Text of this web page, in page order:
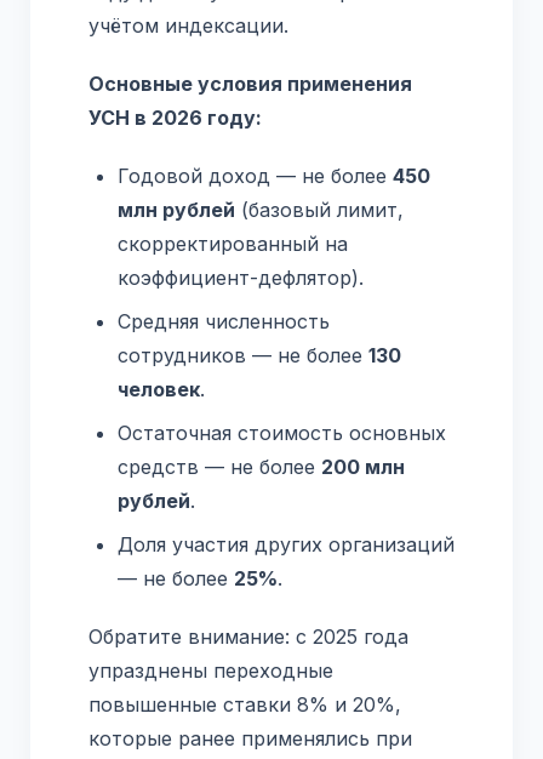
учётом индексации.
Основные условия применения
УСН в 2026 году:
Годовой доход — не более 450
млн рублей (базовый лимит,
скорректированный на
коэффициент-дефлятор).
Средняя численность
сотрудников — не более 130
человек.
Остаточная стоимость основных
средств — не более 200 млн
рублей.
Доля участия других организаций
— не более 25%.
Обратите внимание: с 2025 года
упразднены переходные
повышенные ставки 8% и 20%,
которые ранее применялись при